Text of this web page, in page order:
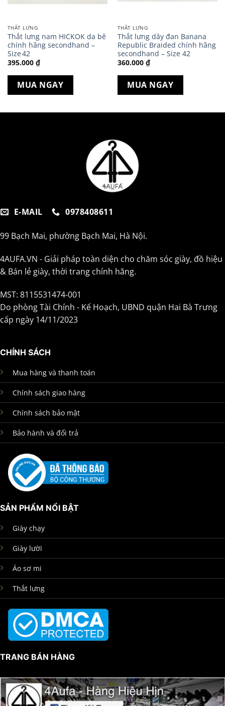
THẮT LƯNG
Thắt lưng nam HICKOK da bê
chính hãng secondhand –
Size 42
395.000 ₫
MUA NGAY
THẮT LƯNG
Thắt lưng dây đan Banana
Republic Braided chính hãng
secondhand – Size 42
360.000 ₫
MUA NGAY
E-MAIL 0978408611
99 Bạch Mai, phường Bạch Mai, Hà Nội.
4AUFA.VN - Giải pháp toàn diện cho chăm sóc giày, đồ hiệu
& Bán lẻ giày, thời trang chính hãng.
MST: 8115531474-001
Do phòng Tài Chính - Kế Hoạch, UBND quận Hai Bà Trưng
cấp ngày 14/11/2023
CHÍNH SÁCH
Mua hàng và thanh toán
Chính sách giao hàng
Chính sách bảo mật
Bảo hành và đổi trả
SẢN PHẨM NỔI BẬT
Giày chạy
Giày lười
Áo sơ mi
Thắt lưng
TRANG BÁN HÀNG